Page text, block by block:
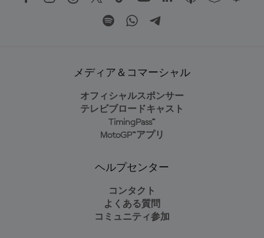
メディア＆コマーシャル
オフィシャルスポンサー
テレビブロードキャスト
TimingPass™
MotoGP™アプリ
ヘルプセンター
コンタクト
よくある質問
コミュニティ参加